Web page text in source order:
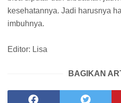
kesehatannya. Jadi harusnya
imbuhnya.
Editor: Lisa
BAGIKAN